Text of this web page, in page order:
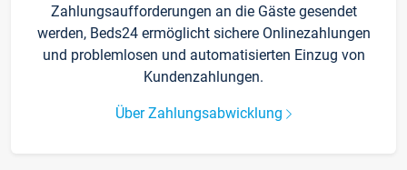
Zahlungsaufforderungen an die Gäste gesendet
werden, Beds24 ermöglicht sichere Onlinezahlungen
und problemlosen und automatisierten Einzug von
Kundenzahlungen.
Über Zahlungsabwicklung